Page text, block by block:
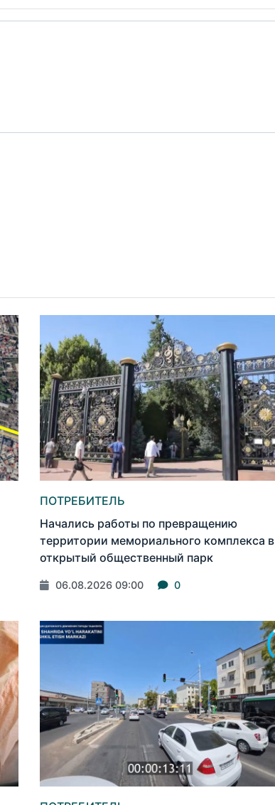
ПОТРЕБИТЕЛЬ
Начались работы по превращению
территории мемориального комплекса в
открытый общественный парк
06.08.2026 09:00 0